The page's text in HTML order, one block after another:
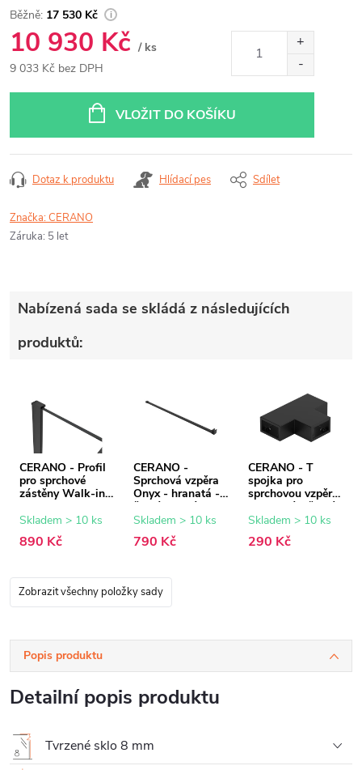
17 530 Kč
10 930 Kč / ks
9 033 Kč bez DPH
VLOŽIT DO KOŠÍKU
Dotaz k produktu Hlídací pes Sdílet
Značka:CERANO
Záruka: 5 let
Nabízená sada se skládá z následujících
produktů:
CERANO - Profil
pro sprchové
zástěny Walk-in
černá matná - 15
Skladem > 10 ks
890 Kč
CERANO -
Sprchová vzpěra
Onyx - hranatá -
černá matná -
150 cm
Skladem > 10 ks
790 Kč
CERANO - T
spojka pro
sprchovou vzpěru
- hranatá - černá
matná
Skladem > 10 ks
290 Kč
Zobrazit všechny položky sady
Popis produktu
Detailní popis produktu
Tvrzené sklo 8 mm